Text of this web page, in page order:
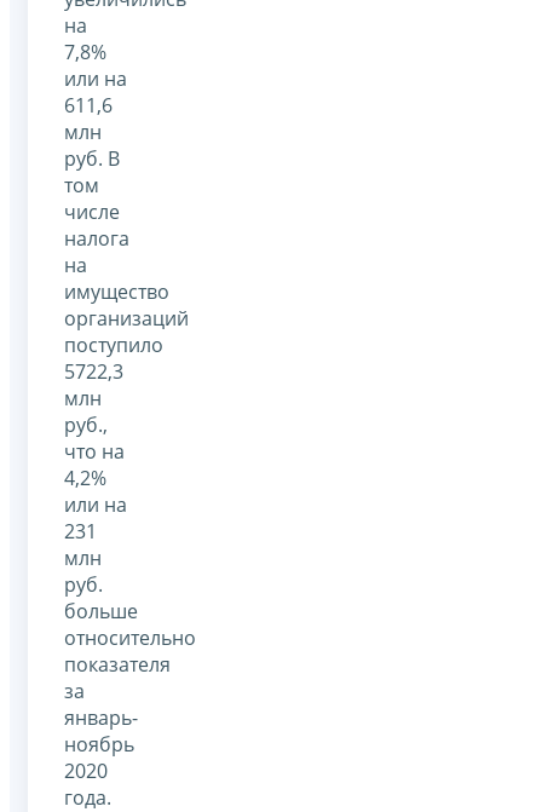
на
7,8%
или на
611,6
млн
руб. В
том
числе
налога
на
имущество
организаций
поступило
5722,3
млн
руб.,
что на
4,2%
или на
231
млн
руб.
больше
относительно
показателя
за
январь-
ноябрь
2020
года.